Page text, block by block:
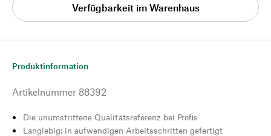
Verfügbarkeit im Warenhaus
Produktinformation
Artikelnummer 88392
Die unumstrittene Qualitätsreferenz bei Profis
Langlebig: in aufwendigen Arbeitsschritten gefertigt